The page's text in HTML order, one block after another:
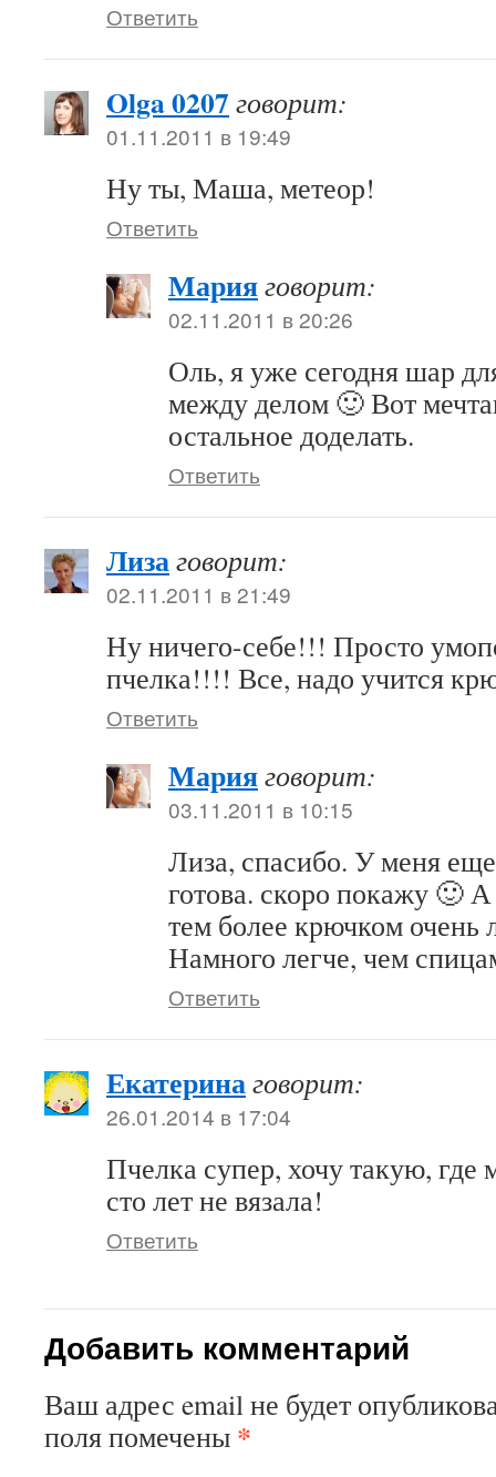
Ответить
Olga 0207 говорит:
01.11.2011 в 19:49
Ну ты, Маша, метеор!
Ответить
Марияговорит:
02.11.2011 в 20:26
Оль, я уже сегодня шар
между делом 🙂 Вот
остальное доделать.
Ответить
Лизаговорит:
02.11.2011 в 21:49
Ну ничего-себе!!! Просто
пчелка!!!! Все, надо учится
Ответить
Марияговорит:
03.11.2011 в 10:15
Лиза, спасибо. У меня
готова. скоро покажу 🙂
тем более крючком очень
Намного легче, чем
Ответить
Екатеринаговорит:
26.01.2014 в 17:04
Пчелка супер, хочу такую,
сто лет не вязала!
Ответить
Добавить комментарий
Ваш адрес email не будет
поля помечены *